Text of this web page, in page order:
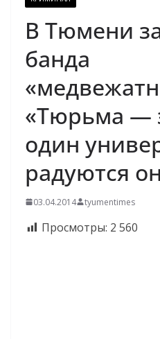
В Тюмени
банда
«Тюрьма —
один
радуются
03.04.2014 tyumentimes
Просмотры: 2 560